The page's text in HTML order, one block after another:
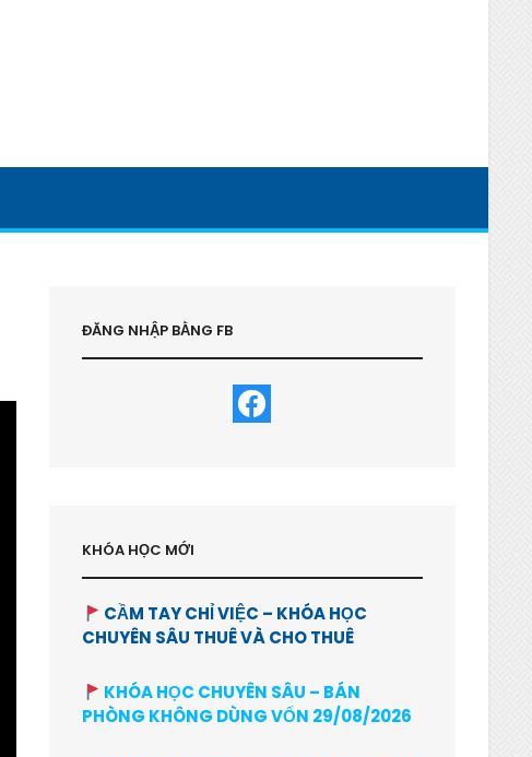
ĐĂNG NHẬP BẰNG FB
KHÓA HỌC MỚI
CẦM TAY CHỈ VIỆC – KHÓA HỌC
CHUYÊN SÂU THUÊ VÀ CHO THUÊ
KHÓA HỌC CHUYÊN SÂU – BÁN
PHÒNG KHÔNG DÙNG VỐN 29/08/2026